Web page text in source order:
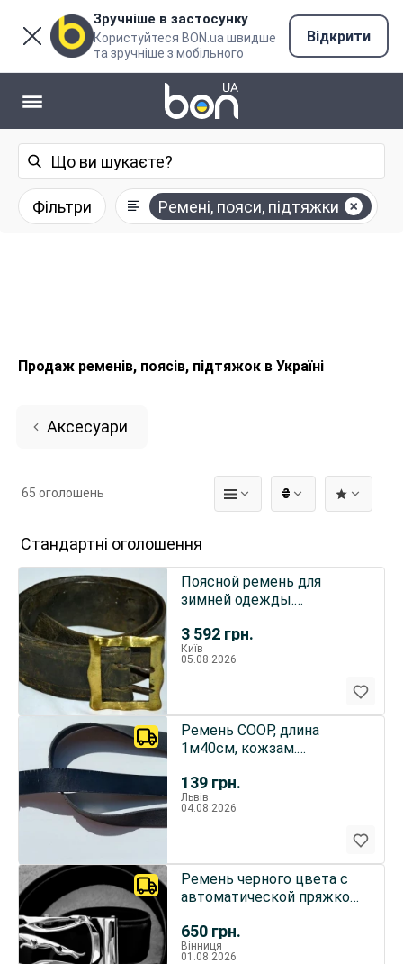
Зручніше в застосунку
Користуйтеся BON.ua швидше
та зручніше з мобільного
Відкрити
Фільтри Ремені, пояси, підтяжки
Продаж ременів, поясів, підтяжок в Україні
Аксесуари
₴
65 оголошень
Стандартні оголошення
3 592 грн.
Поясной ремень для
зимней одежды.
Длинна 13
Київ
05.08.2026
139 грн.
Ремень COOP, длина
1м40см, кожзам.
Львів
04.08.2026
650 грн.
Ремень черного цвета с
автоматической пряжкой
Вінниця
01.08.2026